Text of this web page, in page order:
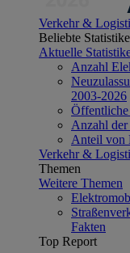
Verkehr &
Beliebte
Aktuelle
Anzahl
2003-2026
Anzahl
Anteil von
Verkehr &
Themen
Weitere Themen
Fakten
Top Report